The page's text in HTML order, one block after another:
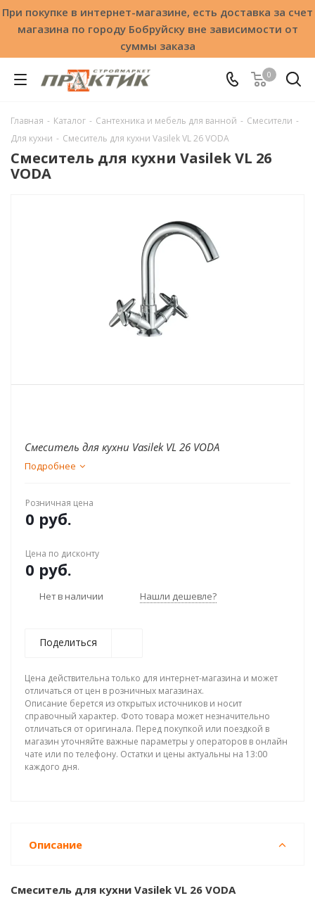
При покупке в интернет-магазине, есть доставка за счет
магазина по городу Бобруйску вне зависимости от
суммы заказа
0
Главная - Каталог - Сантехника и мебель для ванной - Смесители -
Для кухни - Смеситель для кухни Vasilek VL 26 VODA
Смеситель для кухни Vasilek VL 26
VODA
Смеситель для кухни Vasilek VL 26 VODA
Подробнее
Розничная цена
0 руб.
Цена по дисконту
0 руб.
Нет в наличии Нашли дешевле?
Поделиться
Цена действительна только для интернет-магазина и может
отличаться от цен в розничных магазинах.
Описание берется из открытых источников и носит
справочный характер. Фото товара может незначительно
отличаться от оригинала. Перед покупкой или поездкой в
магазин уточняйте важные параметры у операторов в онлайн
чате или по телефону. Остатки и цены актуальны на 13:00
каждого дня.
Описание
Смеситель для кухни Vasilek VL 26 VODA